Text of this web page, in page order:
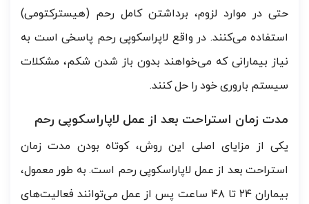
حتی در موارد لزوم، برداشتن کامل رحم (هیسترکتومی)
استفاده می‌کنند. در واقع لاپراسکوپی رحم پاسخی است به
نیاز بیمارانی که می‌خواهند بدون باز شدن شکم، مشکلات
سیستم باروری خود را حل کنند.
مدت زمان استراحت بعد از عمل لاپاراسکوپی رحم
یکی از مزایای اصلی این روش، کوتاه بودن مدت زمان
استراحت بعد از عمل لاپاراسکوپی رحم است. به طور معمول،
بیماران ۲۴ تا ۴۸ ساعت پس از عمل می‌توانند فعالیت‌های